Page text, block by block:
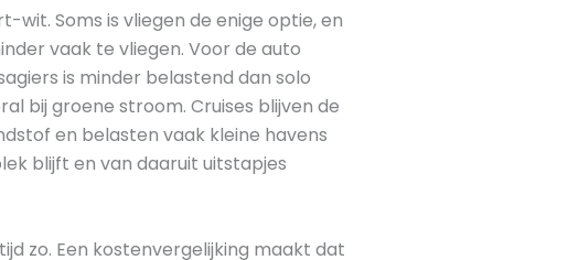
Soms is vliegen de enige optie, en
vaak te vliegen. Voor de auto
is minder belastend dan solo
bij groene stroom. Cruises blijven de
en belasten vaak kleine havens
blijft en van daaruit uitstapjes
zo. Een kostenvergelijking maakt dat